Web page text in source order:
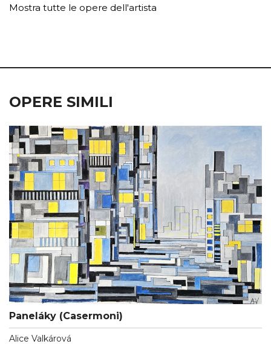
Mostra tutte le opere dell'artista
OPERE SIMILI
Paneláky (Casermoni)
Alice Valkárová